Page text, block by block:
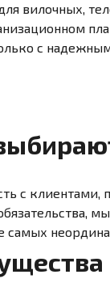
вилочных,
с
с клиентами,
самых